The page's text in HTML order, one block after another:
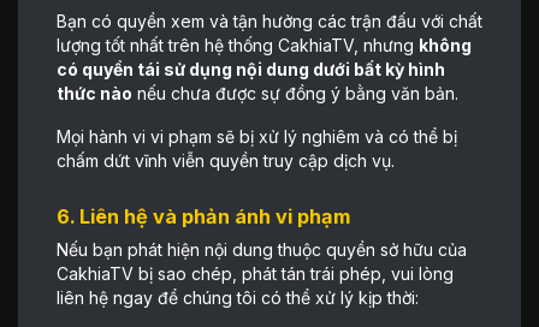
Bạn có quyền xem và tận hưởng các trận đấu với chất
lượng tốt nhất trên hệ thống CakhiaTV, nhưng không
có quyền tái sử dụng nội dung dưới bất kỳ hình
thức nào nếu chưa được sự đồng ý bằng văn bản.
Mọi hành vi vi phạm sẽ bị xử lý nghiêm và có thể bị
chấm dứt vĩnh viễn quyền truy cập dịch vụ.
6. Liên hệ và phản ánh vi phạm
Nếu bạn phát hiện nội dung thuộc quyền sở hữu của
CakhiaTV bị sao chép, phát tán trái phép, vui lòng
liên hệ ngay để chúng tôi có thể xử lý kịp thời: